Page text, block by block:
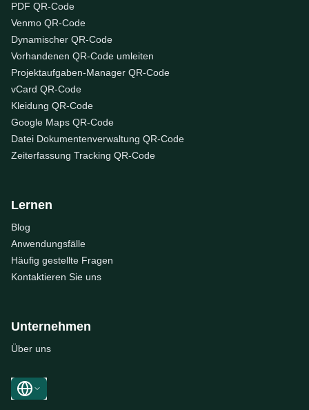
PDF QR-Code
Venmo QR-Code
Dynamischer QR-Code
Vorhandenen QR-Code umleiten
Projektaufgaben-Manager QR-Code
vCard QR-Code
Kleidung QR-Code
Google Maps QR-Code
Datei Dokumentenverwaltung QR-Code
Zeiterfassung Tracking QR-Code
Lernen
Blog
Anwendungsfälle
Häufig gestellte Fragen
Kontaktieren Sie uns
Unternehmen
Über uns